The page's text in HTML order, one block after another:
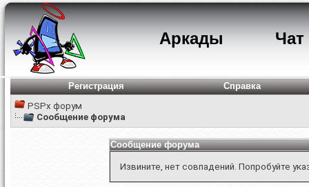
Аркады Чат
Регистрация
Справка
PSPx форум
Сообщение форума
Сообщение форума
Извините, нет совпадений. Попробуйте